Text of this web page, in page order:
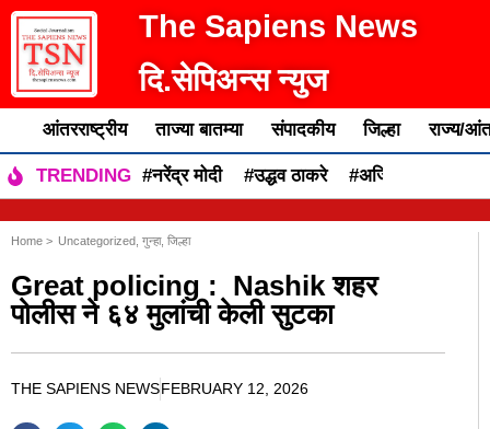
The Sapiens News
दि.सेपिअन्स न्युज
आंतरराष्ट्रीय ताज्या बातम्या संपादकीय जिल्हा राज्य/
TRENDING #नरेंद्र मोदी #उद्धव ठाकरे #अजित पवार
Home > Uncategorized गुन्हा, जिल्हा
Great policing : Nashik शहर
पोलीस ने ६४ मुलांची केली सुटका
THE SAPIENS NEWSFEBRUARY 12, 2026